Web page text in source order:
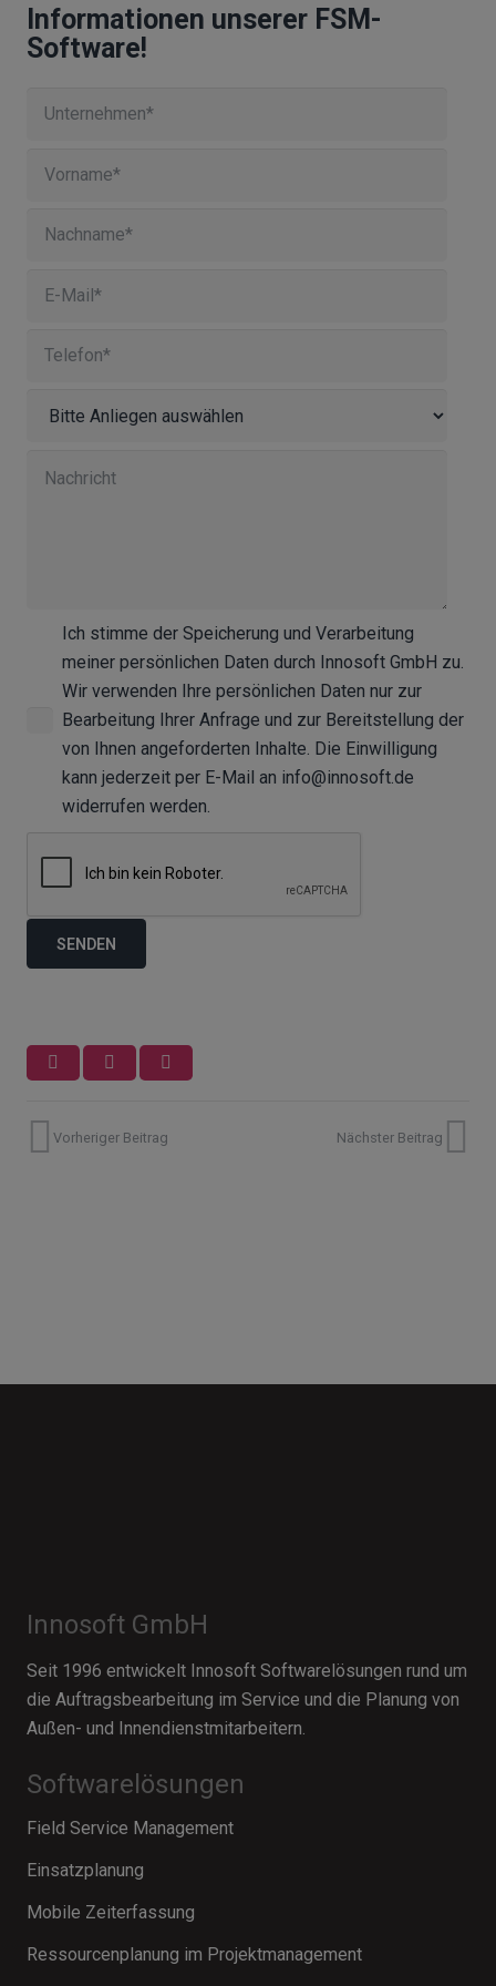
Informationen unserer FSM-
Software!
Ich stimme der Speicherung und Verarbeitung
meiner persönlichen Daten durch Innosoft GmbH zu.
Wir verwenden Ihre persönlichen Daten nur zur
Bearbeitung Ihrer Anfrage und zur Bereitstellung der
von Ihnen angeforderten Inhalte. Die Einwilligung
kann jederzeit per E-Mail an info@innosoft.de
widerrufen werden.
Vorheriger Beitrag Nächster Beitrag
Innosoft GmbH
Seit 1996 entwickelt Innosoft Softwarelösungen rund um
die Auftragsbearbeitung im Service und die Planung von
Außen- und Innendienstmitarbeitern.
Softwarelösungen
Field Service Management
Einsatzplanung
Mobile Zeiterfassung
Ressourcenplanung im Projektmanagement